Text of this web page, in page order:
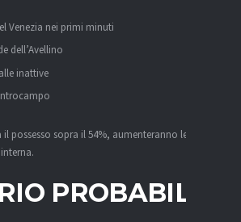
Venezia nei primi minuti
dell’Avellino
inattive
il possesso sopra il 54%, aumenteranno le
PROBABILE